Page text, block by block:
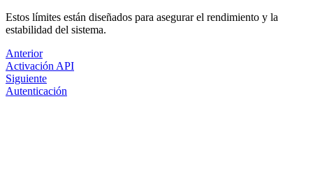
Estos límites están diseñados para asegurar el rendimiento y la
estabilidad del sistema.
Anterior
Activación API
Siguiente
Autenticación